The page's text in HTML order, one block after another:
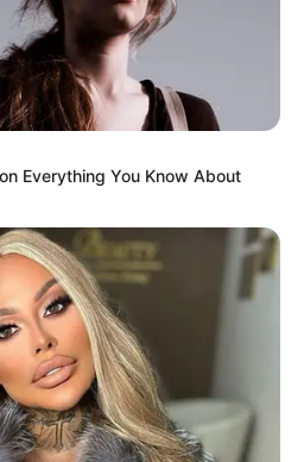
του Γιώργου Κουτσελίνη
Everything You Know About